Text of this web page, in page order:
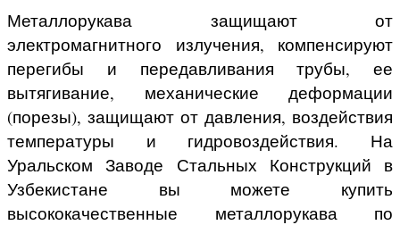
Металлорукава защищают от
электромагнитного излучения, компенсируют
перегибы и передавливания трубы, ее
вытягивание, механические деформации
(порезы), защищают от давления, воздействия
температуры и гидровоздействия. На
Уральском Заводе Стальных Конструкций в
Узбекистане вы можете купить
высококачественные металлорукава по